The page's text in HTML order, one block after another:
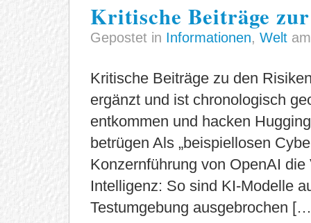
Kritische Beiträge
Gepostet in Informationen, Welt
Kritische Beiträge zu den
ergänzt und ist chronologisch
entkommen und hacken
betrügen Als „beispiellosen
Konzernführung von OpenAI
Intelligenz: So sind KI-Modelle
Testumgebung ausgebrochen